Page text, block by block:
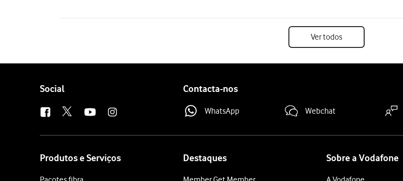
Ver todos
Follow
Social Contacta-nos
WhatsApp Webchat
Produtos e Serviços Destaques Sobre a Vodafone